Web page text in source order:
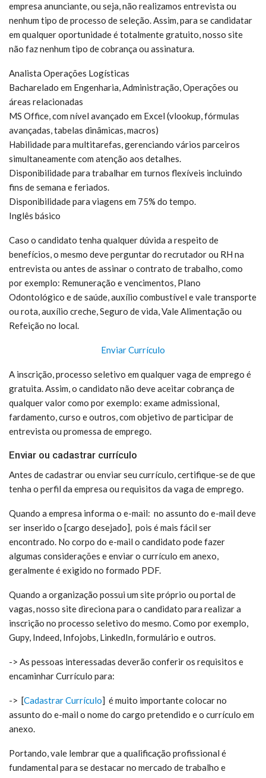
empresa anunciante, ou seja, não realizamos entrevista ou
nenhum tipo de processo de seleção. Assim, para se candidatar
em qualquer oportunidade é totalmente gratuito, nosso site
não faz nenhum tipo de cobrança ou assinatura.
Analista Operações Logísticas
Bacharelado em Engenharia, Administração, Operações ou
áreas relacionadas
MS Office, com nível avançado em Excel (vlookup, fórmulas
avançadas, tabelas dinâmicas, macros)
Habilidade para multitarefas, gerenciando vários parceiros
simultaneamente com atenção aos detalhes.
Disponibilidade para trabalhar em turnos flexíveis incluindo
fins de semana e feriados.
Disponibilidade para viagens em 75% do tempo.
Inglês básico
Caso o candidato tenha qualquer dúvida a respeito de
benefícios, o mesmo deve perguntar do recrutador ou RH na
entrevista ou antes de assinar o contrato de trabalho, como
por exemplo: Remuneração e vencimentos, Plano
Odontológico e de saúde, auxílio combustível e vale transporte
ou rota, auxílio creche, Seguro de vida, Vale Alimentação ou
Refeição no local.
Enviar Currículo
A inscrição, processo seletivo em qualquer vaga de emprego é
gratuita. Assim, o candidato não deve aceitar cobrança de
qualquer valor como por exemplo: exame admissional,
fardamento, curso e outros, com objetivo de participar de
entrevista ou promessa de emprego.
Enviar ou cadastrar currículo
Antes de cadastrar ou enviar seu currículo, certifique-se de que
tenha o perfil da empresa ou requisitos da vaga de emprego.
Quando a empresa informa o e-mail: no assunto do e-mail deve
ser inserido o [cargo desejado], pois é mais fácil ser
encontrado. No corpo do e-mail o candidato pode fazer
algumas considerações e enviar o currículo em anexo,
geralmente é exigido no formado PDF.
Quando a organização possui um site próprio ou portal de
vagas, nosso site direciona para o candidato para realizar a
inscrição no processo seletivo do mesmo. Como por exemplo,
Gupy, Indeed, Infojobs, LinkedIn, formulário e outros.
-> As pessoas interessadas deverão conferir os requisitos e
encaminhar Currículo para:
-> [Cadastrar Currículo] é muito importante colocar no
assunto do e-mail o nome do cargo pretendido e o currículo em
anexo.
Portando, vale lembrar que a qualificação profissional é
fundamental para se destacar no mercado de trabalho e